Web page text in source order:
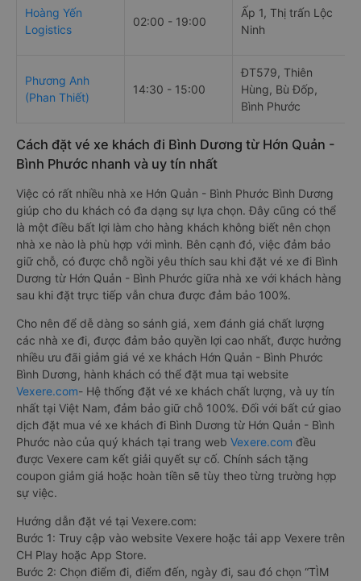
Hoàng Yến
Logistics
02:00 - 19:00
Ấp 1, Thị trấn Lộc
Ninh
Phương Anh
(Phan Thiết)
14:30 - 15:00
ĐT579, Thiên
Hùng, Bù Đốp,
Bình Phước
Cách đặt vé xe khách đi Bình Dương từ Hớn Quản -
Bình Phước nhanh và uy tín nhất
Việc có rất nhiều nhà xe Hớn Quản - Bình Phước Bình Dương
giúp cho du khách có đa dạng sự lựa chọn. Đây cũng có thể
là một điều bất lợi làm cho hàng khách không biết nên chọn
nhà xe nào là phù hợp với mình. Bên cạnh đó, việc đảm bảo
giữ chỗ, có được chỗ ngồi yêu thích sau khi đặt vé xe đi Bình
Dương từ Hớn Quản - Bình Phước giữa nhà xe với khách hàng
sau khi đặt trực tiếp vẫn chưa được đảm bảo 100%.
Cho nên để dễ dàng so sánh giá, xem đánh giá chất lượng
các nhà xe đi, được đảm bảo quyền lợi cao nhất, được hưởng
nhiều ưu đãi giảm giá vé xe khách Hớn Quản - Bình Phước
Bình Dương, hành khách có thể đặt mua tại website
Vexere.com- Hệ thống đặt vé xe khách chất lượng, và uy tín
nhất tại Việt Nam, đảm bảo giữ chỗ 100%. Đối với bất cứ giao
dịch đặt mua vé xe khách đi Bình Dương từ Hớn Quản - Bình
Phước nào của quý khách tại trang web Vexere.com đều
được Vexere cam kết giải quyết sự cố. Chính sách tặng
coupon giảm giá hoặc hoàn tiền sẽ tùy theo từng trường hợp
sự việc.
Hướng dẫn đặt vé tại Vexere.com:
Bước 1: Truy cập vào website Vexere hoặc tải app Vexere trên
CH Play hoặc App Store.
Bước 2: Chọn điểm đi, điểm đến, ngày đi, sau đó chọn “TÌM